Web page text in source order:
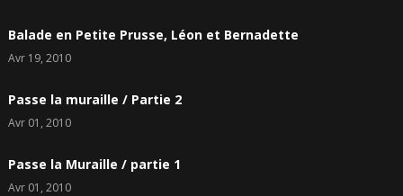
Balade en Petite Prusse, Léon et Bernadette
Avr 19, 2010
Passe la muraille / Partie 2
Avr 01, 2010
Passe la Muraille / partie 1
Avr 01, 2010